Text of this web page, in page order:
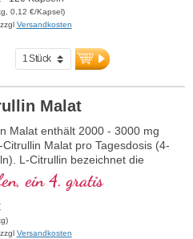
und hergestellt in Deutschland,
Füllstoffe, gentechnikfrei,
nanopartikelfrei, sehr gute
durch schonende
plastikfreier Versand
der Nachhaltigkeit, von
entwickelt, laborgeprüft, jede
auf ihre Reinheit analysiert.
zu Cholin
0,12 €/Kapsel)
Versandkosten
Malat
Malat enthält 2000 - 3000 mg
Citrullin Malat pro Tagesdosis (4-
L-Citrullin bezeichnet die
isomere Form der Aminosäure
biologisch aktiv und für den
Körper verwertbar ist. Die
mit Malat erhöht die
und Effizienz. L-Citrullin wirkt
ein 4. gratis
Versandkosten